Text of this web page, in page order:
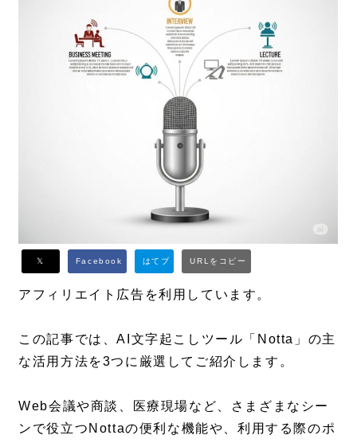
アフィリエイト広告を利用しています。
この記事では、AI文字起こしツール「Notta」の主
な活用方法を3つに厳選してご紹介します。
Web会議や商談、医療現場など、さまざまなシー
ンで役立つNottaの便利な機能や、利用する際のポ